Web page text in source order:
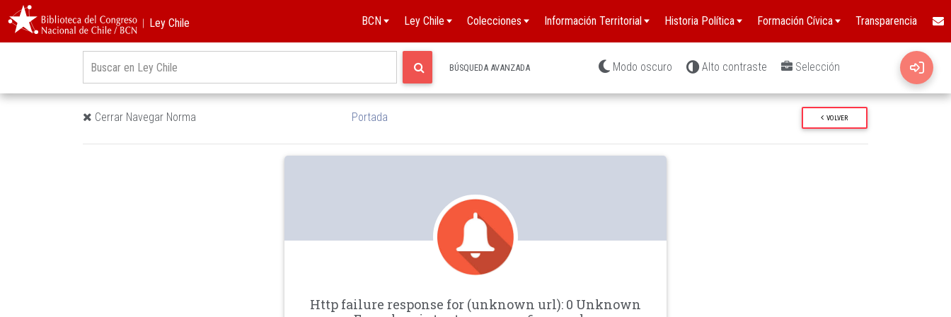
︱Ley Chile BCN Ley Chile Colecciones Información Territorial Historia Política Formación Cívica Transparencia
BÚSQUEDA AVANZADA Modo oscuro Alto contraste Selección
Cerrar Navegar Norma Portada VOLVER
Http failure response for (unknown url): 0 Unknown